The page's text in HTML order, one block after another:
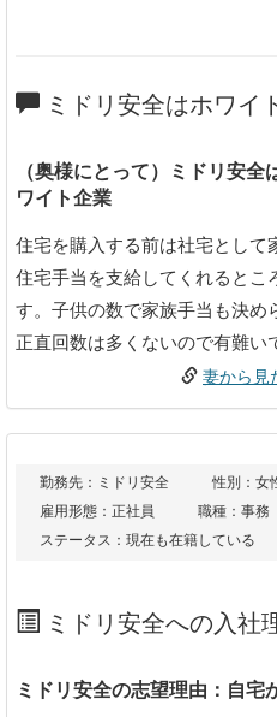
ミドリ安全はホワイ
（奥様にとって）ミドリ安
ワイト企業
住宅を購入する前は社宅として
住宅手当を支給してくれるとこ
す。子供の数で家族手当も決め
正直回数は多くないので有難い
妻から見
勤務先：ミドリ安全 性別：女
雇用形態：正社員
職種：事務
ステータス：現在も在籍している
ミドリ安全への入社
ミドリ安全の志望理由：自宅